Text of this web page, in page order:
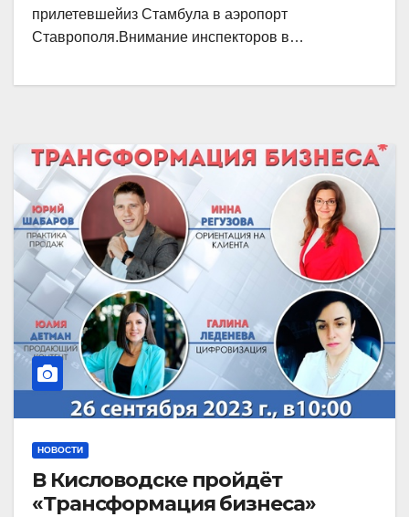
прилетевшейиз Стамбула в аэропорт
Ставрополя.Внимание инспекторов в…
НОВОСТИ
В Кисловодске пройдёт
«Трансформация бизнеса»